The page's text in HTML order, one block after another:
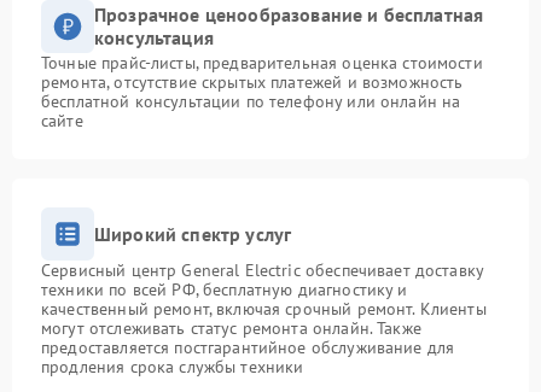
Прозрачное ценообразование и бесплатная
консультация
Точные прайс-листы, предварительная оценка стоимости
ремонта, отсутствие скрытых платежей и возможность
бесплатной консультации по телефону или онлайн на
сайте
Широкий спектр услуг
Сервисный центр General Electric обеспечивает доставку
техники по всей РФ, бесплатную диагностику и
качественный ремонт, включая срочный ремонт. Клиенты
могут отслеживать статус ремонта онлайн. Также
предоставляется постгарантийное обслуживание для
продления срока службы техники